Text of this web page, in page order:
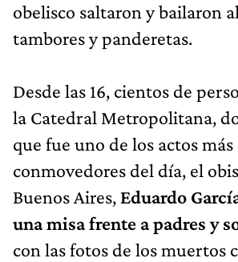
obelisco saltaron y bailaron
tambores y panderetas.
Desde las 16, cientos de
la Catedral Metropolitana,
que fue uno de los actos más
conmovedores del día, el
Buenos Aires, Eduardo
una misa frente a padres y
con las fotos de los muertos